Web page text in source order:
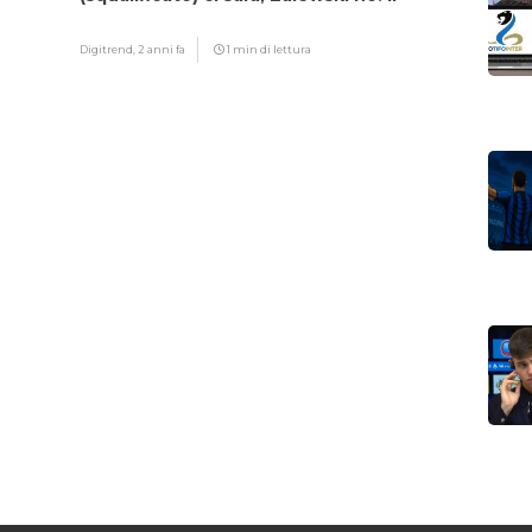
Digitrend,2 anni fa 1 min di lettura